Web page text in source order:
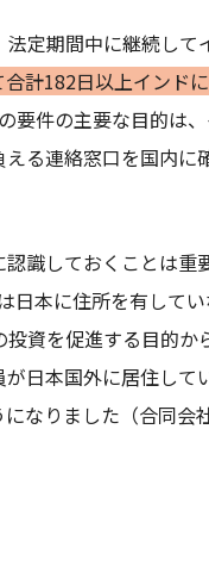
定期間中に継続して
計182日以上インド
要件の主要な目的は
る連絡窓口を国内に
識しておくことは重
日本に住所を有して
資を促進する目的か
日本国外に居住して
なりました（合同会